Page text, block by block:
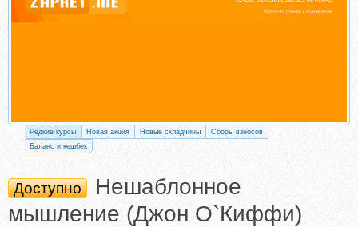
Редкие курсы Новая акция Новые складчины
Сборы взносов
Баланс и кешбек
Доступно
Нешаблонное
мышление (Джон О`Киффи)